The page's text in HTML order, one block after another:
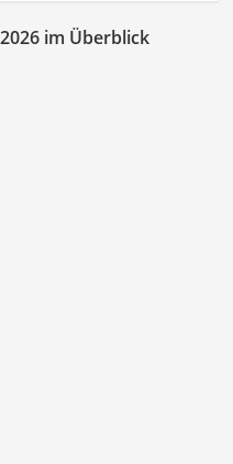
im Überblick